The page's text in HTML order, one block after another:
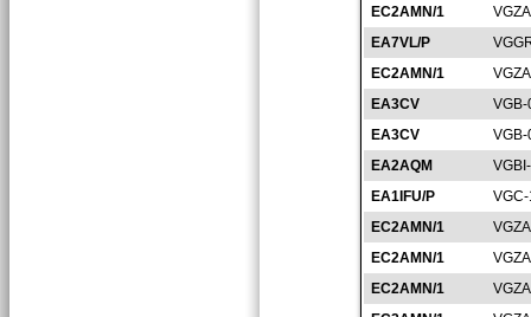
EC2AMN/1
EA7VL/P
EC2AMN/1
EA3CV
EA3CV
EA2AQM
EA1IFU/P
EC2AMN/1
EC2AMN/1
EC2AMN/1